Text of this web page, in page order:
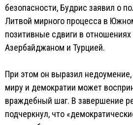
безопасности, Будрис заявил о
Литвой мирного процесса в
позитивные сдвиги в
Азербайджаном и Турцией.
При этом он выразил
миру и демократии может
враждебный шаг. В завершение
подчеркнул, что